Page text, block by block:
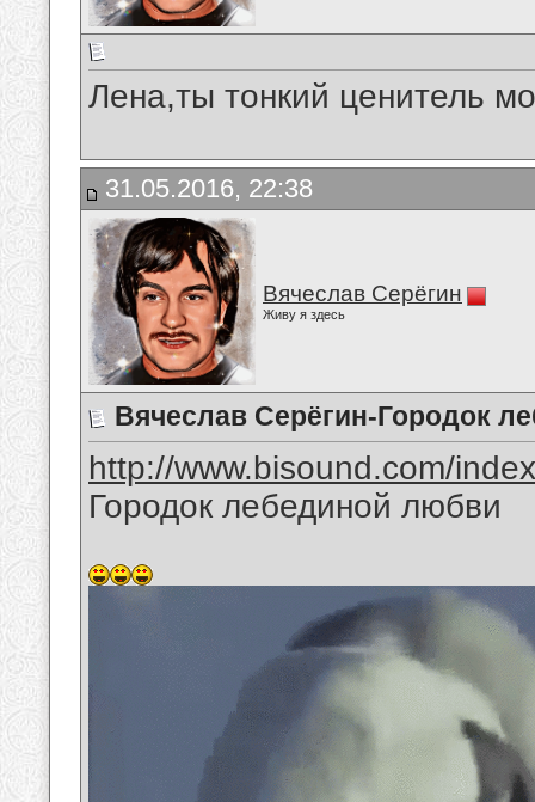
Лена,ты тонкий ценитель
31.05.2016, 22:38
Вячеслав Серёгин
Живу я здесь
Вячеслав Серёгин-Городок
http://www.bisound.com/
Городок лебединой любви